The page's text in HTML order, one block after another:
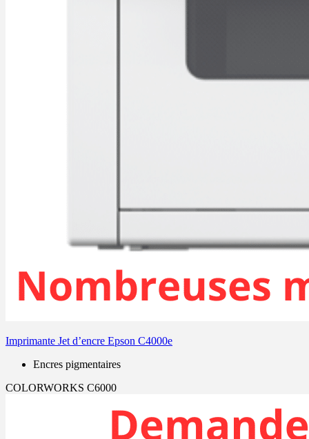
Imprimante Jet d’encre Epson C4000e
Encres pigmentaires
COLORWORKS C6000